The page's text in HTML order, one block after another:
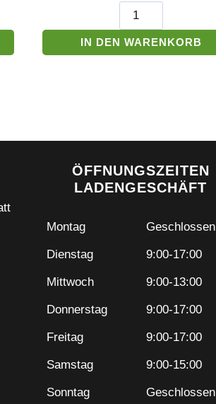
Hell
Energy
Drink
Schwarzekirsche
IN DEN WARENKORB
ÖFFNUNGSZEITEN
LADENGESCHÄFT
Montag Geschlossen
Dienstag 9:00-17:00
Mittwoch 9:00-13:00
Donnerstag 9:00-17:00
Freitag 9:00-17:00
Samstag 9:00-15:00
Sonntag Geschlossen